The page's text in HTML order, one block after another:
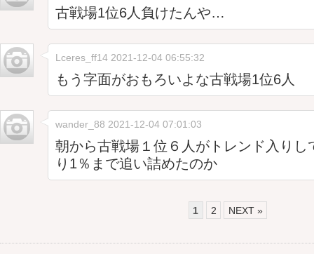
古戦場1位6人負けたんや…
Lceres_ff14 2021-12-04 06:55:32
もう字面がおもろいよな古戦場1位6人
wander_88 2021-12-04 07:01:03
朝から古戦場１位６人がトレンド入りし
り1％まで追い詰めたのか
1 2 NEXT »